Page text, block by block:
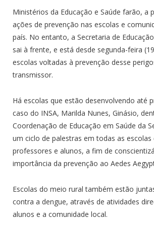
Ministérios da Educação e Saúde farão, a
ações de prevenção nas escolas e
país. No entanto, a Secretaria de
sai à frente, e está desde segunda-feira
escolas voltadas à prevenção desse
transmissor.
Há escolas que estão desenvolvendo até
caso do INSA, Marilda Nunes, Ginásio,
Coordenação de Educação em Saúde da
um ciclo de palestras em todas as escolas
professores e alunos, a fim de
importância da prevenção ao Aedes
Escolas do meio rural também estão
contra a dengue, através de atividades
alunos e a comunidade local.